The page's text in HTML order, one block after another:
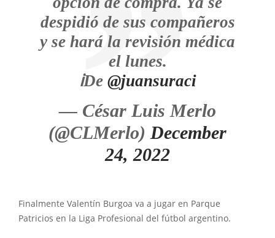
despidió de sus compañeros
y se hará la revisión médica
el lunes.
ℹ️De @juansuraci
— César Luis Merlo
(@CLMerlo) December
24, 2022
Finalmente Valentín Burgoa va a jugar en Parque
Patricios en la Liga Profesional del fútbol argentino.